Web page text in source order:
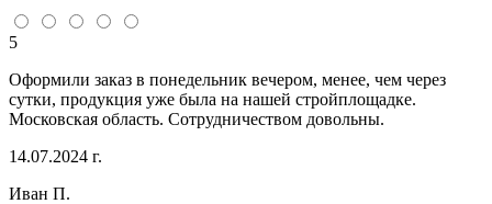
5
Оформили заказ в понедельник вечером, менее, чем через
сутки, продукция уже была на нашей стройплощадке.
Московская область. Сотрудничеством довольны.
14.07.2024 г.
Иван П.